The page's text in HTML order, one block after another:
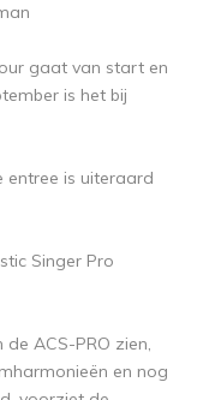
tour gaat van start en
is het bij
entree is uiteraard
Singer Pro
ACS-PRO zien,
en nog